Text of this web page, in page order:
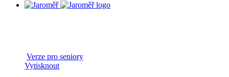
Verze pro seniory
Vytisknout